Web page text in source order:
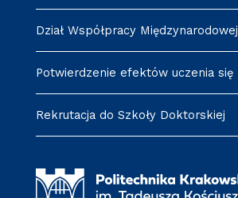
Dział Współpracy Międzynarodowej
Potwierdzenie efektów uczenia się
Rekrutacja do Szkoły Doktorskiej